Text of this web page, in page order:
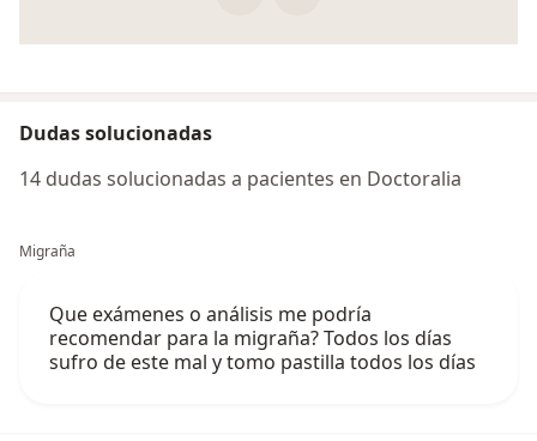
Dudas solucionadas
14 dudas solucionadas a pacientes en Doctoralia
Migraña
Que exámenes o análisis me podría
recomendar para la migraña? Todos los días
sufro de este mal y tomo pastilla todos los días